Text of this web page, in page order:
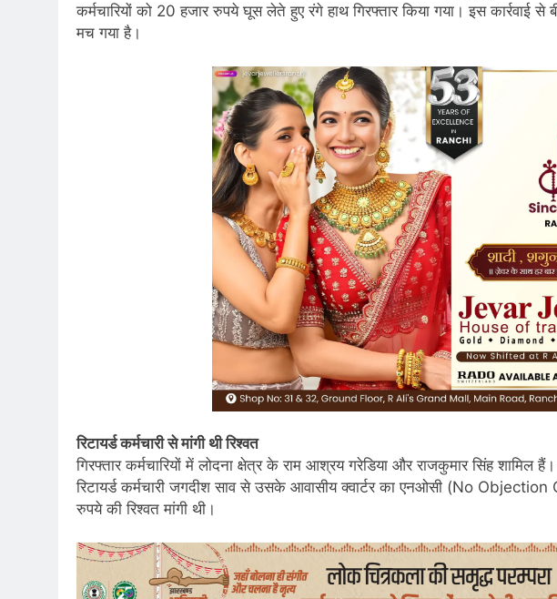
कर्मचारियों को 20 हजार रुपये घूस लेते हुए रंगे हाथ गिरफ्तार किया गया। इस कार्रवाई
मच गया है।
रिटायर्ड कर्मचारी से मांगी थी रिश्वत
गिरफ्तार कर्मचारियों में लोदना क्षेत्र के राम आश्रय गरेडिया और राजकुमार सिंह शामिल
रिटायर्ड कर्मचारी जगदीश साव से उसके आवासीय क्वार्टर का एनओसी (No
रुपये की रिश्वत मांगी थी।